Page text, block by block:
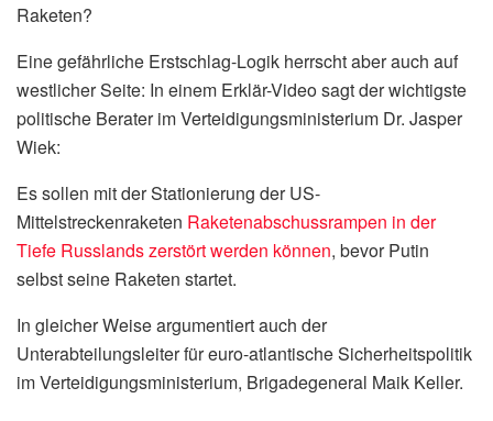
Raketen?
Eine gefährliche Erstschlag-Logik herrscht aber auch auf
westlicher Seite: In einem Erklär-Video sagt der wichtigste
politische Berater im Verteidigungsministerium Dr. Jasper
Wiek:
Es sollen mit der Stationierung der US-
Mittelstreckenraketen Raketenabschussrampen in der
Tiefe Russlands zerstört werden können, bevor Putin
selbst seine Raketen startet.
In gleicher Weise argumentiert auch der
Unterabteilungsleiter für euro-atlantische Sicherheitspolitik
im Verteidigungsministerium, Brigadegeneral Maik Keller.